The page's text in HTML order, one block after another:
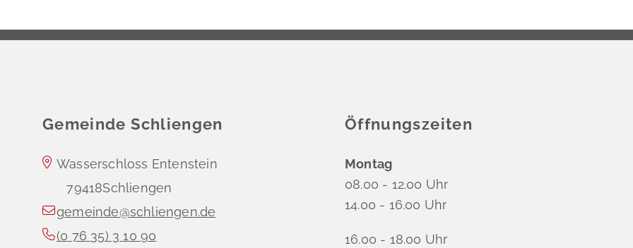
Gemeinde Schliengen
Wasserschloss Entenstein
79418Schliengen
gemeinde@schliengen.de
(0 76 35) 3 10 90
Öffnungszeiten
Montag
08.00 - 12.00 Uhr
14.00 - 16.00 Uhr
16.00 - 18.00 Uhr